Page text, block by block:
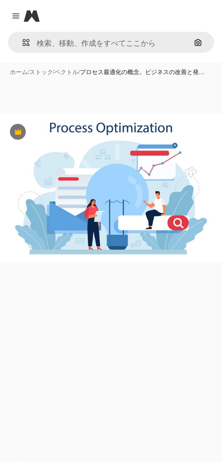
Close menu
Magnific
画像で
ホーム/ストック/ベクトル/プロセス最適化の概念。ビジネスの改善と発…
Premium